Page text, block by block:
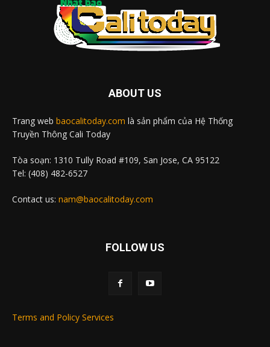
ABOUT US
Trang web baocalitoday.com là sản phẩm của Hệ Thống
Truyền Thông Cali Today
Tòa soạn: 1310 Tully Road #109, San Jose, CA 95122
Tel: (408) 482-6527
Contact us: nam@baocalitoday.com
FOLLOW US
Terms and Policy Services